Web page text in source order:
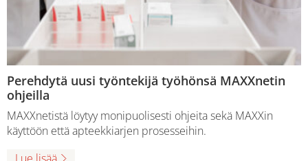
Perehdytä uusi työntekijä työhönsä MAXXnetin
ohjeilla
MAXXnetistä löytyy monipuolisesti ohjeita sekä MAXXin
käyttöön että apteekkiarjen prosesseihin.